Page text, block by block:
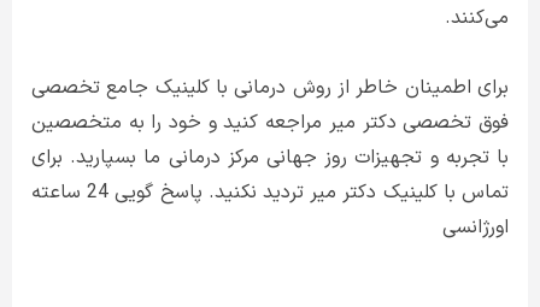
می‌کنند.
برای اطمینان خاطر از روش درمانی با کلینیک جامع تخصصی
فوق تخصصی دکتر میر مراجعه کنید و خود را به متخصصین
با تجربه و تجهیزات روز جهانی مرکز درمانی ما بسپارید. برای
تماس با کلینیک دکتر میر تردید نکنید. پاسخ گویی 24 ساعته
اورژانسی